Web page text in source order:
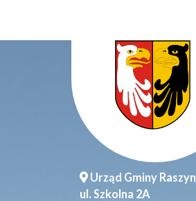
Urząd Gminy Raszyn
ul. Szkolna 2A